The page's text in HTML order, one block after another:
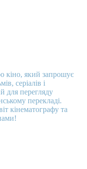
кіно, який запрошує
серіалів і
для перегляду
перекладі.
кінематографу та